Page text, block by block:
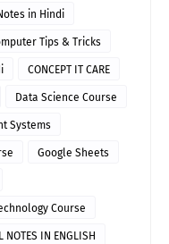
in Hindi
Tips & Tricks
CONCEPT IT CARE
Data Science Course
Systems
Google Sheets
Course
NOTES IN ENGLISH